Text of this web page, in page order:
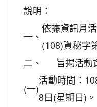
說明：
一、
依據資訊月
(108)資秘字
二、
旨揭活動
(一)
活動時間：
8日(星期日)。